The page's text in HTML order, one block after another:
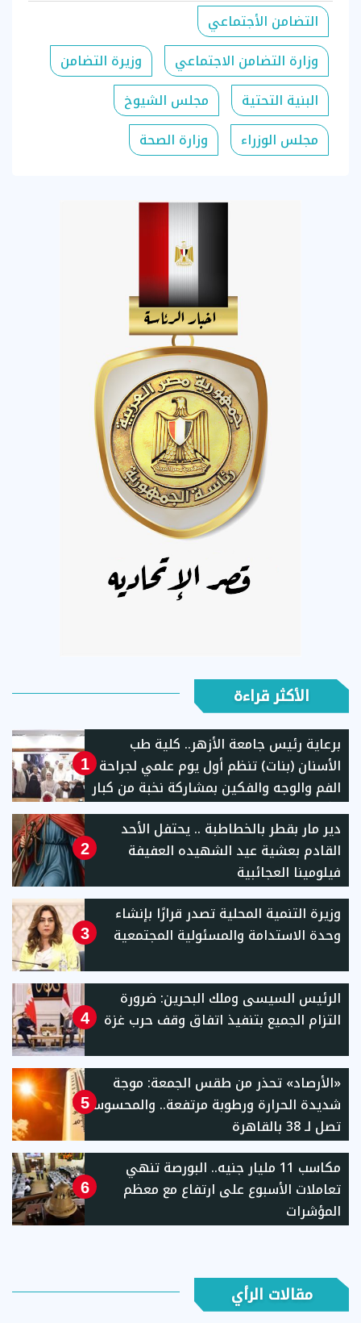
التضامن الأجتماعي
وزارة التضامن الاجتماعي
وزيرة التضامن
البنية التحتية
مجلس الشيوخ
مجلس الوزراء
وزارة الصحة
الأكثر قراءة
1
برعاية رئيس جامعة الأزهر.. كلية طب
الأسنان (بنات) تنظم أول يوم علمي لجراحة
الفم والوجه والفكين بمشاركة نخبة من كبار
الأساتذة والخبراء
2
دير مار بقطر بالخطاطبة .. يحتفل الأحد
القادم بعشية عيد الشهيده العفيفة
فيلومينا العجائبية
3
وزيرة التنمية المحلية تصدر قرارًا بإنشاء
وحدة الاستدامة والمسئولية المجتمعية
4
الرئيس السيسى وملك البحرين: ضرورة
التزام الجميع بتنفيذ اتفاق وقف حرب غزة
5
«الأرصاد» تحذر من طقس الجمعة: موجة
شديدة الحرارة ورطوبة مرتفعة.. والمحسوسة
تصل لـ 38 بالقاهرة
6
مكاسب 11 مليار جنيه.. البورصة تنهي
تعاملات الأسبوع على ارتفاع مع معظم
المؤشرات
مقالات الرأي